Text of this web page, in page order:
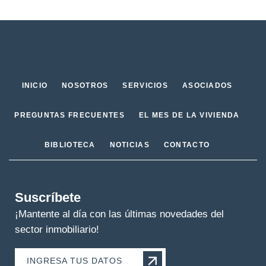
INICIO NOSOTROS SERVICIOS ASOCIADOS
PREGUNTAS FRECUENTES EL MES DE LA VIVIENDA
BIBLIOTECA NOTICIAS CONTACTO
Suscríbete
¡Mantente al día con las últimas novedades del
sector inmobiliario!
INGRESA TUS DATOS